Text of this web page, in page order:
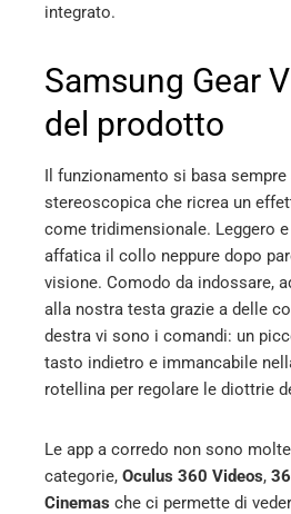
integrato.
Samsung Gear
del prodotto
Il funzionamento si basa
stereoscopica che ricrea un
come tridimensionale. Leggero
affatica il collo neppure dopo
visione. Comodo da indossare,
alla nostra testa grazie a delle
destra vi sono i comandi: un
tasto indietro e immancabile
rotellina per regolare le diottrie
Le app a corredo non sono
categorie, Oculus 360 Videos,
Cinemas che ci permette di